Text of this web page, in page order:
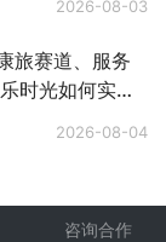
2026-08-03
旅赛道、服务
时光如何实现
2026-08-04
咨询合作